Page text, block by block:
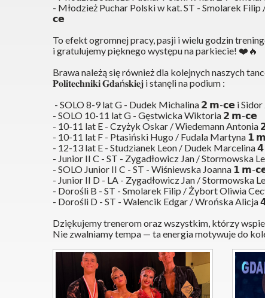
- Młodzież Puchar Polski w kat. ST - Smolarek
𝗰𝗲
To efekt ogromnej pracy, pasji i wielu godzin
i gratulujemy pięknego występu na parkiecie! ❤️ 🔥
Brawa należą się również dla kolejnych naszych
𝐏𝐨𝐥𝐢𝐭𝐞𝐜𝐡𝐧𝐢𝐤𝐢 𝐆𝐝𝐚ń𝐬𝐤𝐢𝐞𝐣 i stanęli na podium :
- SOLO 8-9 lat G - Dudek Michalina 𝟮 𝗺-𝗰𝗲 i
- SOLO 10-11 lat G - Gęstwicka Wiktoria 𝟮 𝗺-𝗰𝗲
- 10-11 lat E - Czyżyk Oskar / Wiedemann
- 10-11 lat F - Ptasiński Hugo / Fudala Martyna 𝟭
- 12-13 lat E - Studzianek Leon / Dudek Marcelina
- Junior II C - ST - Zygadłowicz Jan / Stormowska
- SOLO Junior II C - ST - Wiśniewska Joanna 𝟭
- Junior II D - LA - Zygadłowicz Jan / Stormowska
- Dorośli B - ST - Smolarek Filip / Żybort Oliwia
- Dorośli D - ST - Walencik Edgar / Wrońska
Dziękujemy trenerom oraz wszystkim, którzy
Nie zwalniamy tempa — ta energia motywuje do